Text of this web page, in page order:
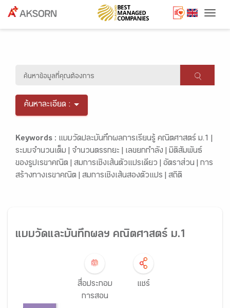
ค้นหาละเอียด :
Keywords : แบบวัดปละบันทึกผลการเรียนรู้ คณิตศาสตร์ ม.1 |
ระบบจำนวนเต็ม | จำนวนตรรกยะ | เลขยกกำลัง | มิติสัมพันธ์
ของรูปเรขาคณิต | สมการเชิงเส้นตัวแปรเดียว | อัตราส่วน | การ
สร้างทางเรขาคณิต | สมการเชิงเส้นสองตัวแปร | สถิติ
แบบวัดและบันทึกผลฯ คณิตศาสตร์ ม.1
สื่อประกอบ
การสอน
แชร์